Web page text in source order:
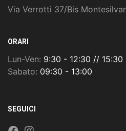
Via Verrotti 37/Bis
ORARI
Lun-Ven: 9:30 - 12:30 // 15:30
Sabato: 09:30 - 13:00
SEGUICI